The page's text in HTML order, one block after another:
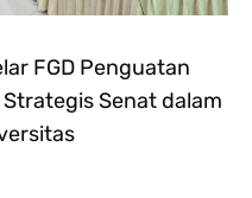
FGD Penguatan
Senat dalam